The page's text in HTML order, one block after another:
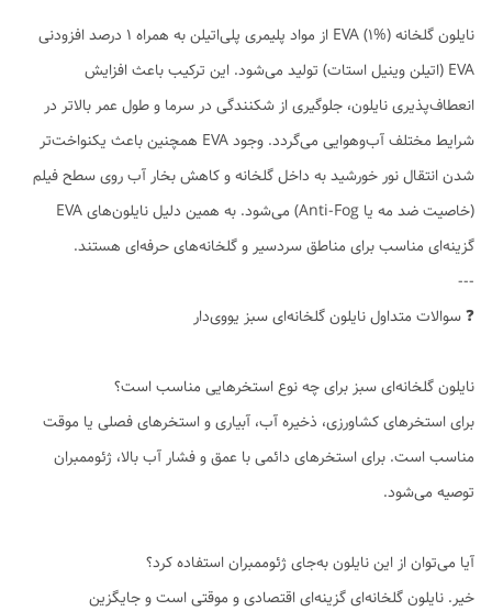
نایلون گلخانه EVA (1%) از مواد پلیمری پلی‌اتیلن به همراه ۱ درصد افزودنی
EVA (اتیلن وینیل استات) تولید می‌شود. این ترکیب باعث افزایش
انعطاف‌پذیری نایلون، جلوگیری از شکنندگی در سرما و طول عمر بالاتر در
شرایط مختلف آب‌وهوایی می‌گردد. وجود EVA همچنین باعث یکنواخت‌تر
شدن انتقال نور خورشید به داخل گلخانه و کاهش بخار آب روی سطح فیلم
(خاصیت ضد مه یا Anti-Fog) می‌شود. به همین دلیل نایلون‌های EVA
گزینه‌ای مناسب برای مناطق سردسیر و گلخانه‌های حرفه‌ای هستند.
---
❓ سوالات متداول نایلون گلخانه‌ای سبز یووی‌دار
نایلون گلخانه‌ای سبز برای چه نوع استخرهایی مناسب است؟
برای استخرهای کشاورزی، ذخیره آب، آبیاری و استخرهای فصلی یا موقت
مناسب است. برای استخرهای دائمی با عمق و فشار آب بالا، ژئوممبران
توصیه می‌شود.
آیا می‌توان از این نایلون به‌جای ژئوممبران استفاده کرد؟
خیر. نایلون گلخانه‌ای گزینه‌ای اقتصادی و موقتی است و جایگزین